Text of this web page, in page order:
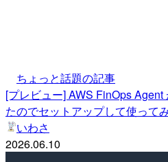
ちょっと話題の記事
[プレビュー] AWS FinOps
たのでセットアップして使って
いわさ
2026.06.10